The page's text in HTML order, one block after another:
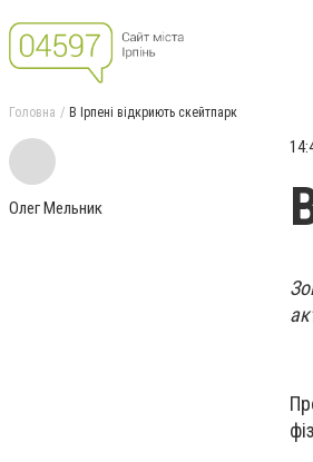
Головна В Ірпені відкриють скейтпарк
Олег Мельник